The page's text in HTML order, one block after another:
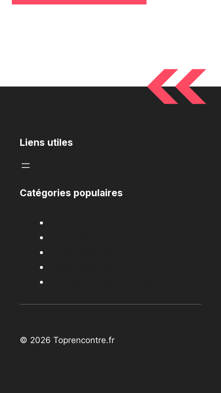
Liens utiles
Catégories populaires
© 2026 Toprencontre.fr